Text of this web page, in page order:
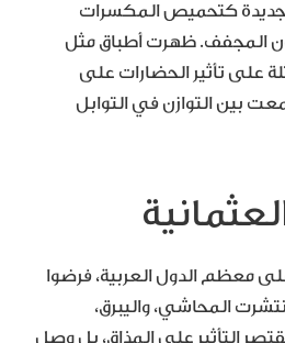
كتحميص المكسرات
المجفف. ظهرت أطباق مثل
على تأثير الحضارات على
بين التوازن في التوابل
معظم الدول العربية، فرضوا
المحاشي، واليبرق،
التأثير على المذاق، بل وصل